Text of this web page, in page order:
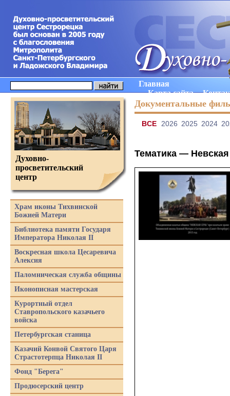
Главная
Карта сайта
Документальные
ВCE 2026 2025 2024
Тематика —
Духовно-
просветительский
центр
Храм иконы Тихвинской
Божией Матери
Библиотека памяти Государя
Императора Николая II
Воскресная школа Цесаревича
Алексия
Паломническая служба общины
Иконописная мастерская
Курортный отдел
Ставропольского казачьего
войска
Петербургская станица
Казачий Конвой Святого Царя
Страстотерпца Николая II
Фонд "Берега"
Продюсерский центр